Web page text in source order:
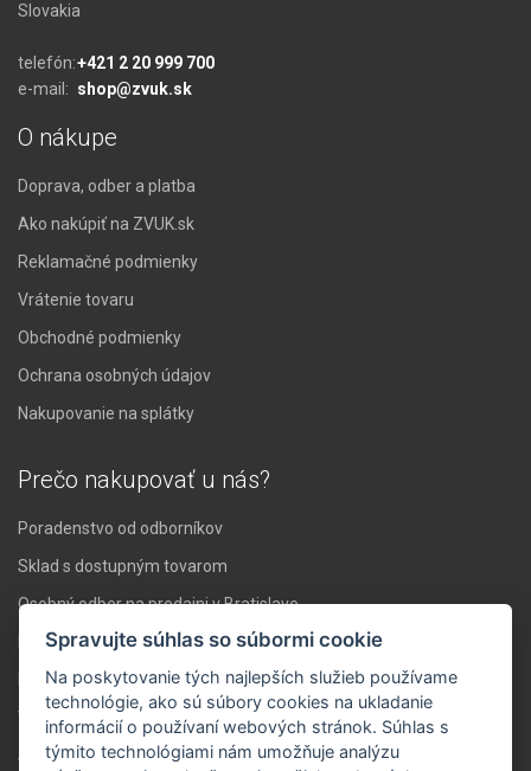
Slovakia
telefón:+421 2 20 999 700
e-mail: shop@zvuk.sk
O nákupe
Doprava, odber a platba
Ako nakúpiť na ZVUK.sk
Reklamačné podmienky
Vrátenie tovaru
Obchodné podmienky
Ochrana osobných údajov
Nakupovanie na splátky
Prečo nakupovať u nás?
Poradenstvo od odborníkov
Sklad s dostupným tovarom
Osobný odber na predajni v Bratislave
Doprava nad 119 € zadarmo
Expresné doručenie do 24 hodín
Vlastné servisné stredisko
Stabilita a skúsenosti
Spravujte súhlas so súbormi cookie
Na poskytovanie tých najlepších služieb používame
technológie, ako sú súbory cookies na ukladanie
informácií o používaní webových stránok. Súhlas s
týmito technológiami nám umožňuje analýzu